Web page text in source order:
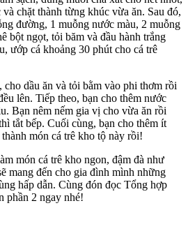
chặt thành từng khúc vừa ăn. Sau đó,
đường, 1 muỗng nước màu, 2 muỗng
bột ngọt, tỏi băm và đầu hành trắng
ướp cá khoảng 30 phút cho cá trê
cho dầu ăn và tỏi bằm vào phi thơm rồi
lên. Tiếp theo, bạn cho thêm nước
Bạn nêm nếm gia vị cho vừa ăn rồi
tắt bếp. Cuối cùng, bạn cho thêm ít
món cá trê kho tộ này rồi!
món cá trê kho ngon, đậm đà như
mang đến cho gia đình mình những
hấp dẫn. Cùng đón đọc Tổng hợp
phần 2 ngay nhé!